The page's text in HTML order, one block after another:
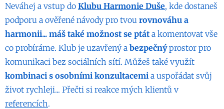
Neváhej a vstup do Klubu Harmonie Duše, kde dostaneš
podporu a ověřené návody pro tvou rovnováhu a
harmonii... máš také možnost se ptát a komentovat vše
co probíráme. Klub je uzavřený a bezpečnýprostor pro
komunikaci bez sociálních sítí. Můžeš také využít
kombinaci s osobními konzultacemi a uspořádat svůj
život rychleji... Přečti si reakce mých klientů v
referencích.